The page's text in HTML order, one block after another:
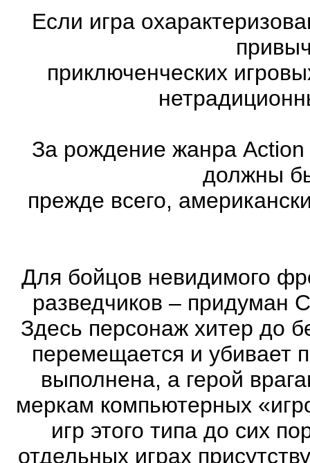
Если игра
приключенческих
За рождение жанра
должны
прежде всего,
Для бойцов невидимого
разведчиков – придуман
Здесь персонаж хитер до
перемещается и убивает
выполнена, а герой
меркам компьютерных
игр этого типа до сих
отдельных играх